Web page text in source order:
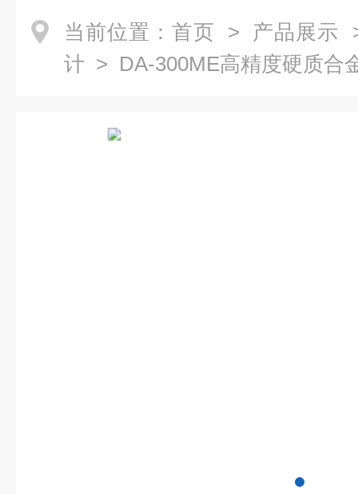
当前位置： 首页 > 产品展示
计 > DA-300ME高精度硬质合